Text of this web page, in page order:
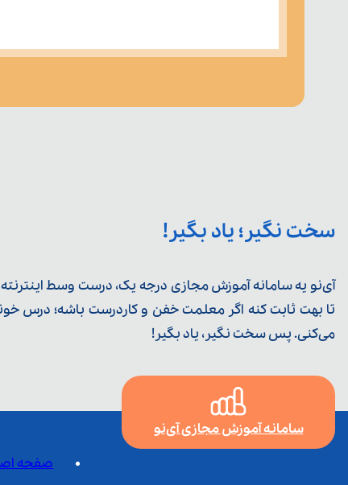
سخت نگیر؛ یاد بگیر!
آی‌نو یه سامانه آموزش مجازی درجه یک، درست وسط
تا بهت ثابت کنه اگر معلمت خفن و کاردرست باشه؛ درس
می‌کنی. پس سخت نگیر، یاد بگیر!
سامانه آموزش مجازی آی‌نو
صفحه